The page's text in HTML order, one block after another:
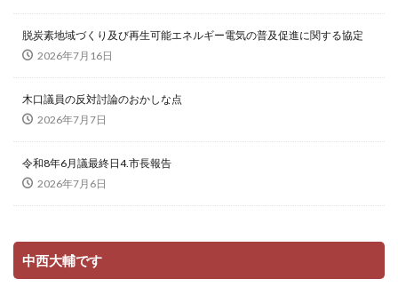
脱炭素地域づくり及び再生可能エネルギー電気の普及促進に関する協定
2026年7月16日
木口議員の反対討論のおかしな点
2026年7月7日
令和8年6月議最終日4.市長報告
2026年7月6日
中西大輔です